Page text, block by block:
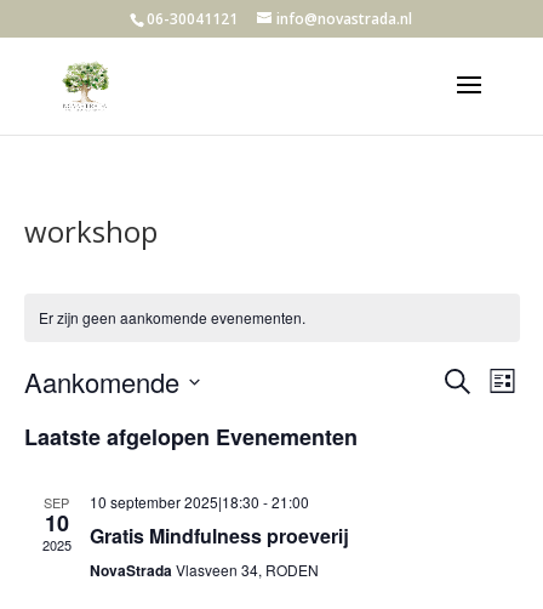
06-30041121 info@novastrada.nl
workshop
Er zijn geen aankomende evenementen.
Zoeken
Lijst
Aankomende
een
Laatste afgelopen Evenementen
SEP
10
2025
10 september 2025|18:30 -21:00
Gratis Mindfulness proeverij
NovaStradaVlasveen 34, RODEN